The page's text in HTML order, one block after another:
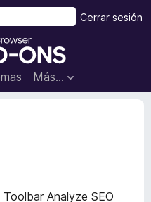
Más...
Cerrar sesión
Analyze SEO